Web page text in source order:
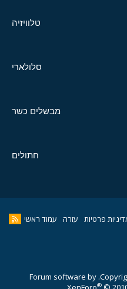
טלוויזיה
סלולארי
מבשלים כשר
חתולים
פרטיות עזרה עמוד ראשי
Forum software by
®